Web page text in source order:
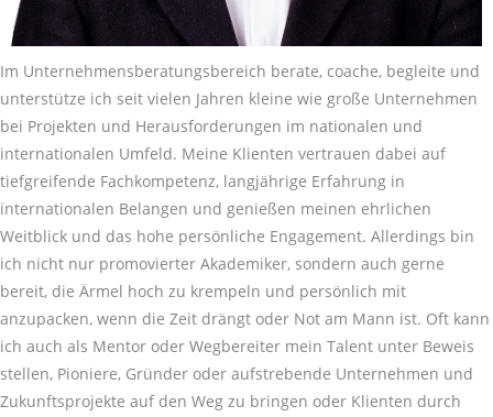
Im Unternehmensberatungsbereich berate, coache, begleite und
unterstütze ich seit vielen Jahren kleine wie große Unternehmen
bei Projekten und Herausforderungen im nationalen und
internationalen Umfeld. Meine Klienten vertrauen dabei auf
tiefgreifende Fachkompetenz, langjährige Erfahrung in
internationalen Belangen und genießen meinen ehrlichen
Weitblick und das hohe persönliche Engagement. Allerdings bin
ich nicht nur promovierter Akademiker, sondern auch gerne
bereit, die Ärmel hoch zu krempeln und persönlich mit
anzupacken, wenn die Zeit drängt oder Not am Mann ist. Oft kann
ich auch als Mentor oder Wegbereiter mein Talent unter Beweis
stellen, Pioniere, Gründer oder aufstrebende Unternehmen und
Zukunftsprojekte auf den Weg zu bringen oder Klienten durch